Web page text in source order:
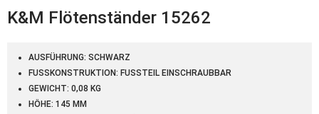
K&M Flötenständer 15262
AUSFÜHRUNG: SCHWARZ
FUSSKONSTRUKTION: FUSSTEIL EINSCHRAUBBAR
GEWICHT: 0,08 KG
HÖHE: 145 MM